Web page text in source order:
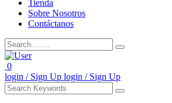
Tienda
Sobre Nosotros
Contáctanos
0
login / Sign Up login / Sign Up